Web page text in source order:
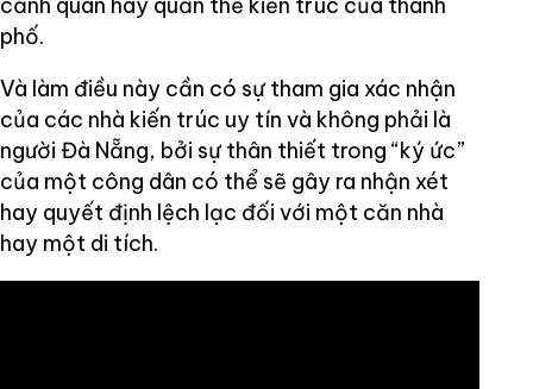
phố.
Và làm điều này cần có sự tham gia xác nhận
của các nhà kiến trúc uy tín và không phải là
người Đà Nẵng, bởi sự thân thiết trong “ký ức”
của một công dân có thể sẽ gây ra nhận xét
hay quyết định lệch lạc đối với một căn nhà
hay một di tích.